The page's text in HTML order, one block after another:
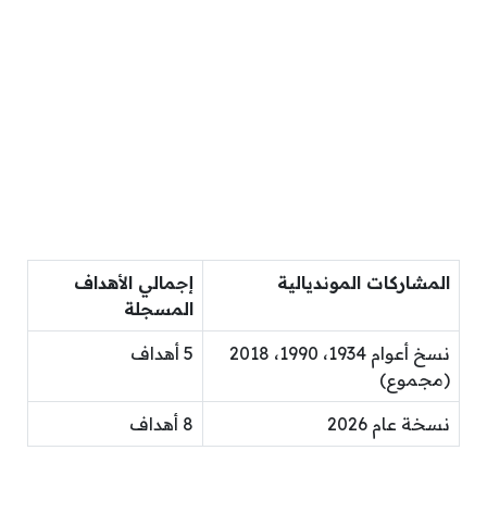
المشاركات المونديالية
إجمالي الأهداف
المسجلة
نسخ أعوام 1934، 1990، 2018
(مجموع)
5 أهداف
نسخة عام 2026 8 أهداف